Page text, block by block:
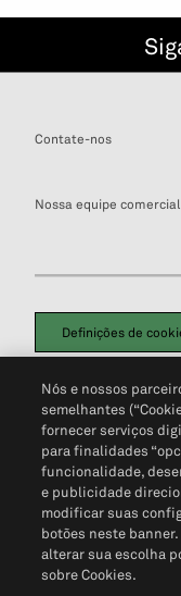
Contate-nos
Nossa equipe comercial
Definições de
Política de Privacidade
Não Venda Minhas
Nós e nossos
semelhantes
fornecer serviços
para finalidades
funcionalidade,
e publicidade
modificar suas
botões neste
alterar sua escolha
sobre Cookies.